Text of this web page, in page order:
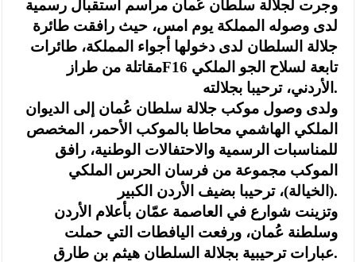
وجرت لجلالة سلطان عُمان مراسم استقبال رسمية
لدى وصوله المملكة يوم امس، حيث رافقت طائرة
جلالة السلطان لدى دخولها أجواء المملكة، طائرات
مقاتلة من طرازF16 تابعة لسلاح الجو الملكي
الأردني، ترحيبا بجلالته.
ولدى وصول موكب جلالة سلطان عُمان إلى الديوان
الملكي الهاشمي محاطا بالموكب الأحمر، المخصص
للمناسبات الرسمية والاحتفالات الوطنية، رافق
الموكب مجموعة من فرسان الحرس الملكي
(الخيالة)، ترحيبا بضيف الأردن الكبير.
وتزينت شوارع في العاصمة عمّان بأعلام الأردن
وسلطنة عُمان، ورفعت اليافطات التي حملت
عبارات ترحيبية بجلالة السلطان هيثم بن طارق.